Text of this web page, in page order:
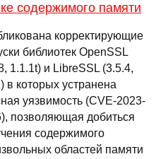
содержимого памяти
корректирующие
библиотек OpenSSL
1.1.1t) и LibreSSL (3.5.4,
в которых устранена
уязвимость (CVE-2023-
позволяющая добиться
содержимого
областей памяти